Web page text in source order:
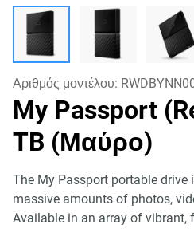
Αριθμός μοντέλου:
My Passport
TB (Μαύρο)
The My Passport portable drive
massive amounts of photos,
Available in an array of vibrant,